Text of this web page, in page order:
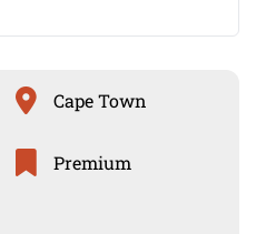
Cape Town
Premium